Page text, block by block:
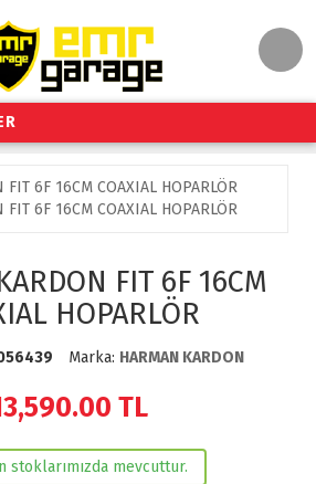
FIT 6F 16CM
HOPARLÖR
Marka: HARMAN KARDON
TL
stoklarımızda mevcuttur.